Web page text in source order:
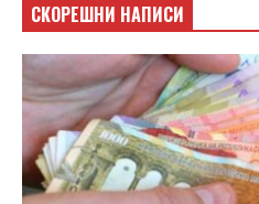
СКОРЕШНИ НАПИСИ